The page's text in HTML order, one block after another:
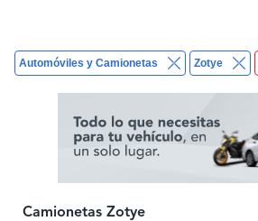
Automóviles y Camionetas Zotye
Camionetas Zotye